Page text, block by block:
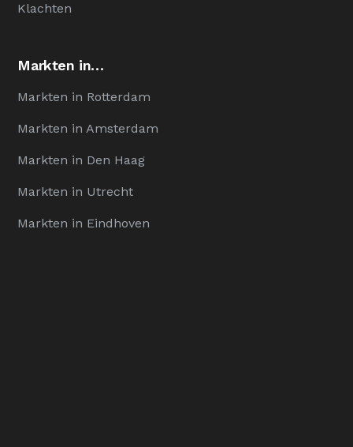
Klachten
Markten in…
Markten in Rotterdam
Markten in Amsterdam
Markten in Den Haag
Markten in Utrecht
Markten in Eindhoven